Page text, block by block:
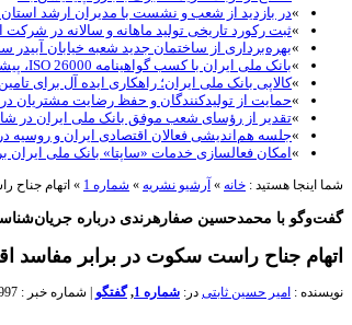
»در بازدید از شعب و نشست با مدیران ارشد استان
»ثبت رکورد تاریخی تولید ماهانه و سالانه در
»بهره‌برداری از ساختمان جدید شعبه خیابان آبیدر
»بانک ملی ایران با کسب گواهینامه ISO 26000، پیشتاز مسئولیت‌پذیری اجتماعی در نظام بانکی شد
»کالاپی بانک ملی ایران؛ راهکاری ایده آل برای
»حمایت از تولیدکنندگان و حفظ رضایت مشتریان
»تقدیر از رؤسای شعب موفق بانک ملی ایران در
»جلسه هم‌اندیشی فعالان اقتصادی ایران و
»امکان فعالسازی خدمات «ساپتا» بانک ملی
شما اینجا هستید : خانه » آرشیو نشریه » شماره 1 » اتهام جناح
گفت‌وگو با محمدحسین صفارهرندی درباره
اتهام جناح راست سکوت در برابر مفاسد
نویسنده : امیر حسین ثابتی در: شماره 1 ,گفتگو شماره خبر : 2997